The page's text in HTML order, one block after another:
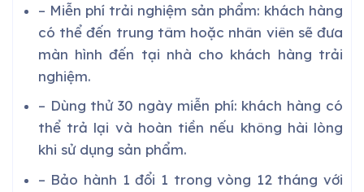
– Miễn phí trải nghiệm sản phẩm: khách hàng
có thể đến trung tâm hoặc nhân viên sẽ đưa
màn hình đến tại nhà cho khách hàng trải
nghiệm.
– Dùng thử 30 ngày miễn phí: khách hàng có
thể trả lại và hoàn tiền nếu không hài lòng
khi sử dụng sản phẩm.
– Bảo hành 1 đổi 1 trong vòng 12 tháng với